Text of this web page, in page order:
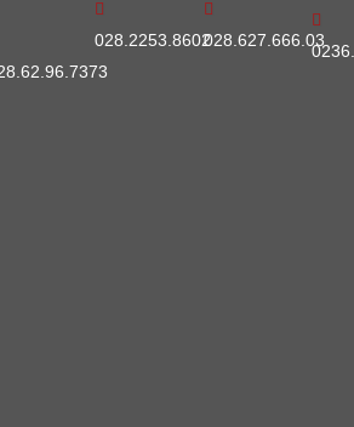
028.2253.8602028.627.666.03